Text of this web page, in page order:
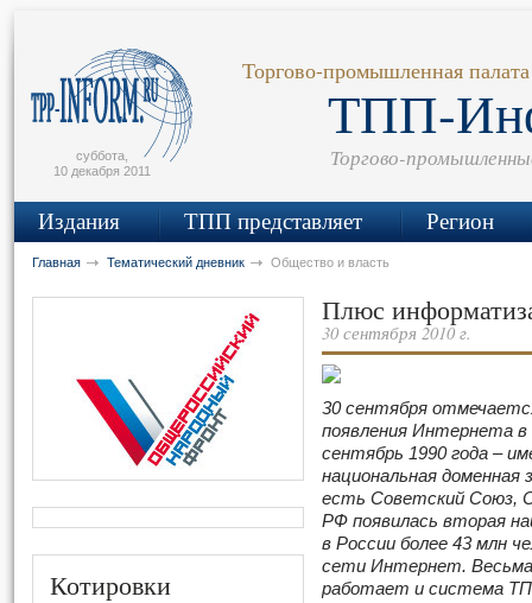
суббота,
10 декабря 2011
Торгово-промышленная
ТПП-
Торгово-
Издания ТПП представляет Регион
Главная Тематический дневник Общество и власть
Котировки
Плюс
30 сентября 2010 г.
30 сентября
появления Интернета
сентябрь 1990 года –
национальная доменная
есть Советский Союз,
РФ появилась вторая
в России более 43 млн
сети Интернет.
работает и система